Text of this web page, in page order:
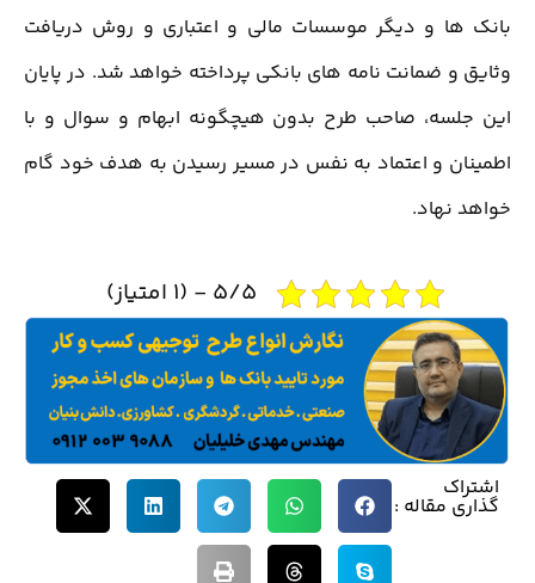
بانک ها و دیگر موسسات مالی و اعتباری و روش دریافت
وثایق و ضمانت نامه های بانکی پرداخته خواهد شد. در پایان
این جلسه، صاحب طرح بدون هیچگونه ابهام و سوال و با
اطمینان و اعتماد به نفس در مسیر رسیدن به هدف خود گام
خواهد نهاد.
5/5 - (1 امتیاز)
اشتراک
گذاری مقاله :